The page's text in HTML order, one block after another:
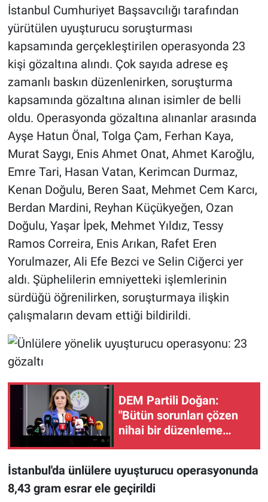
İstanbul Cumhuriyet Başsavcılığı tarafından
yürütülen uyuşturucu soruşturması
kapsamında gerçekleştirilen operasyonda 23
kişi gözaltına alındı. Çok sayıda adrese eş
zamanlı baskın düzenlenirken, soruşturma
kapsamında gözaltına alınan isimler de belli
oldu. Operasyonda gözaltına alınanlar arasında
Ayşe Hatun Önal, Tolga Çam, Ferhan Kaya,
Murat Saygı, Enis Ahmet Onat, Ahmet Karoğlu,
Emre Tari, Hasan Vatan, Kerimcan Durmaz,
Kenan Doğulu, Beren Saat, Mehmet Cem Karcı,
Berdan Mardini, Reyhan Küçükyeğen, Ozan
Doğulu, Yaşar İpek, Mehmet Yıldız, Tessy
Ramos Correira, Enis Arıkan, Rafet Eren
Yorulmazer, Ali Efe Bezci ve Selin Ciğerci yer
aldı. Şüphelilerin emniyetteki işlemlerinin
sürdüğü öğrenilirken, soruşturmaya ilişkin
çalışmaların devam ettiği bildirildi.
DEM Partili Doğan:
"Bütün sorunları çözen
nihai bir düzenleme
İstanbul'da ünlülere uyuşturucu operasyonunda
8,43 gram esrar ele geçirildi